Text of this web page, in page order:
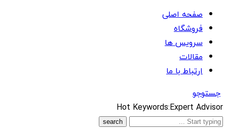
صفحه اصلی
فروشگاه
سرویس ها
مقالات
ارتباط با ما
جستوجو
What
are
Hot Keywords:Expert Advisor